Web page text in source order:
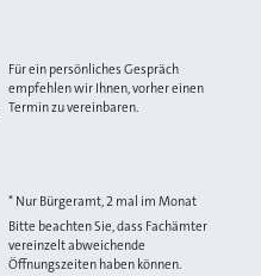
Für ein persönliches Gespräch
empfehlen wir Ihnen, vorher einen
Termin zu vereinbaren.
* Nur Bürgeramt, 2 mal im Monat
Bitte beachten Sie, dass Fachämter
vereinzelt abweichende
Öffnungszeiten haben können.